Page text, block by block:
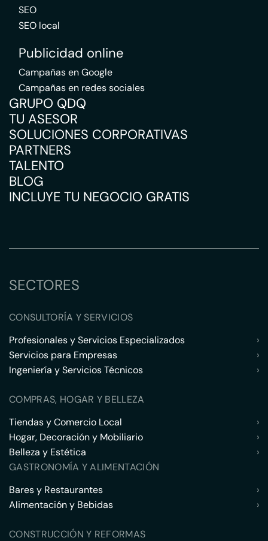
SEO
SEO local
Publicidad online
Campañas en Google
Campañas en redes sociales
GRUPO QDQ
TU ASESOR
SOLUCIONES CORPORATIVAS
PARTNERS
TALENTO
BLOG
INCLUYE TU NEGOCIO GRATIS
SECTORES
CONSULTORÍA Y SERVICIOS
Profesionales y Servicios Especializados
›
Servicios para Empresas
›
Ingeniería y Servicios Técnicos
›
COMPRAS, HOGAR Y BELLEZA
Tiendas y Comercio Local
›
Hogar, Decoración y Mobiliario
›
Belleza y Estética
›
GASTRONOMÍA Y ALIMENTACIÓN
Bares y Restaurantes
›
Alimentación y Bebidas
›
CONSTRUCCIÓN Y REFORMAS